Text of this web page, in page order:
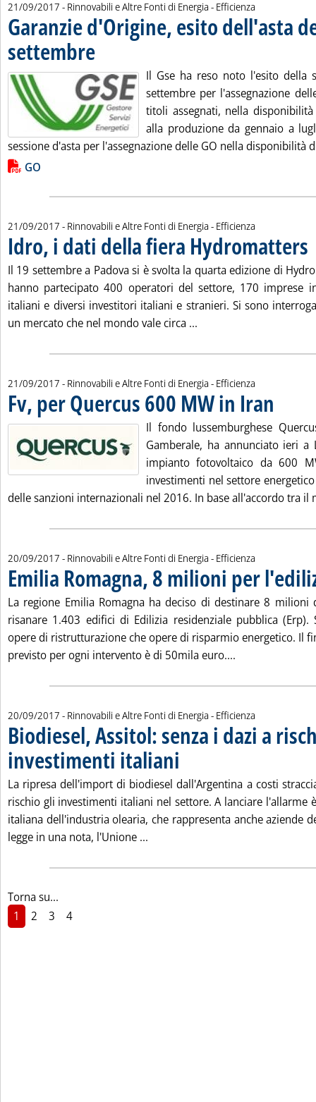
21/09/2017 - Rinnovabili e Altre Fonti di Energia - Efficienza
Garanzie d'Origine, esito dell'asta
settembre . Pubblicata giovedì 21 settembre 2017 alle 12.7.
Il Gse ha reso noto l'esito della
settembre per l'assegnazione
titoli assegnati, nella
alla produzione da gennaio a
sessione d'asta per l'assegnazione delle GO nella disponibilità
Lista allegati PDF alla notizia
GO
21/09/2017 - Rinnovabili e Altre Fonti di Energia - Efficienza
Idro, i dati della fiera Hydromatters
Il 19 settembre a Padova si è svolta la quarta edizione di
hanno partecipato 400 operatori del settore, 170 imprese
italiani e diversi investitori italiani e stranieri. Si sono
un mercato che nel mondo vale circa ...
21/09/2017 - Rinnovabili e Altre Fonti di Energia - Efficienza
Fv, per Quercus 600 MW in Iran
Il fondo lussemburghese
Gamberale, ha annunciato ieri
impianto fotovoltaico da 600
investimenti nel settore
delle sanzioni internazionali nel 2016. In base all'accordo tra il
20/09/2017 - Rinnovabili e Altre Fonti di Energia - Efficienza
Emilia Romagna, 8 milioni per
La regione Emilia Romagna ha deciso di destinare 8
risanare 1.403 edifici di Edilizia residenziale pubblica (Erp).
opere di ristrutturazione che opere di risparmio energetico. Il
previsto per ogni intervento è di 50mila euro....
20/09/2017 - Rinnovabili e Altre Fonti di Energia - Efficienza
Biodiesel, Assitol: senza i dazi a
investimenti italiani
La ripresa dell'import di biodiesel dall'Argentina a costi
rischio gli investimenti italiani nel settore. A lanciare l'allarme
italiana dell'industria olearia, che rappresenta anche aziende
legge in una nota, l'Unione ...
Torna su...
1
2 3 4